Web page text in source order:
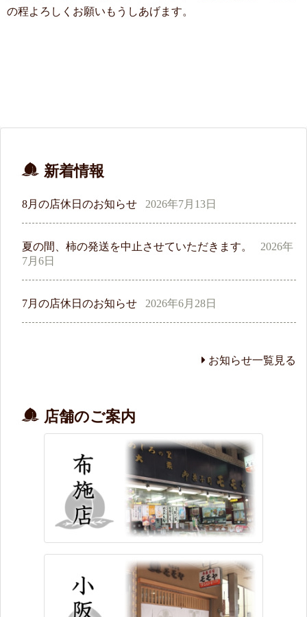
の程よろしくお願いもうしあげます。
新着情報
8月の店休日のお知らせ 2026年7月13日
夏の間、柿の発送を中止させていただきます。
2026年
7月6日
7月の店休日のお知らせ 2026年6月28日
お知らせ一覧見る
店舗のご案内